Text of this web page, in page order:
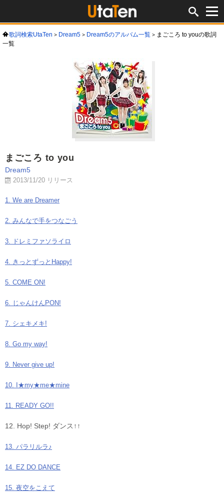
歌詞検索UtaTen Dream5 Dream5のアルバム一覧
まごころ to youの歌詞
一覧
まごころ to you
Dream5
2013/11/20 リリース
1. We are Dreamer
2. みんなで手をつなごう
3. ドレミファソライロ
4. きっとずっとHappy!
5. COME ON!
6. じゃんけんPON!
7. シェキメキ!
8. Go my way!
9. Never give up!
10. I★my★me★mine
11. READY GO!!
12. Hop! Step! ダンス↑↑
13. パラリルラ♪
14. EZ DO DANCE
15. 夜空をこえて